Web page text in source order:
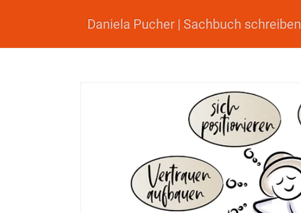
Daniela Pucher | Sachbuch schreiben